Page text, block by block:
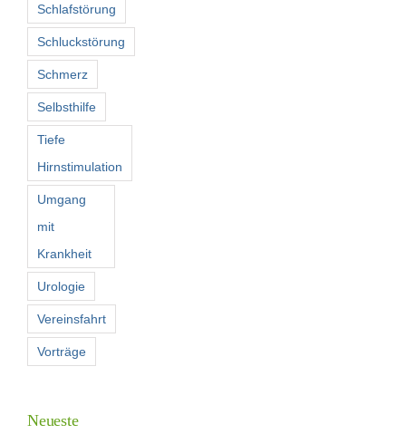
Schlafstörung
Schluckstörung
Schmerz
Selbsthilfe
Tiefe
Hirnstimulation
Umgang
mit
Krankheit
Urologie
Vereinsfahrt
Vorträge
Neueste